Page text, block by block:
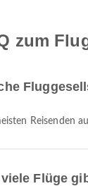
zum
Reisenden
Flüge